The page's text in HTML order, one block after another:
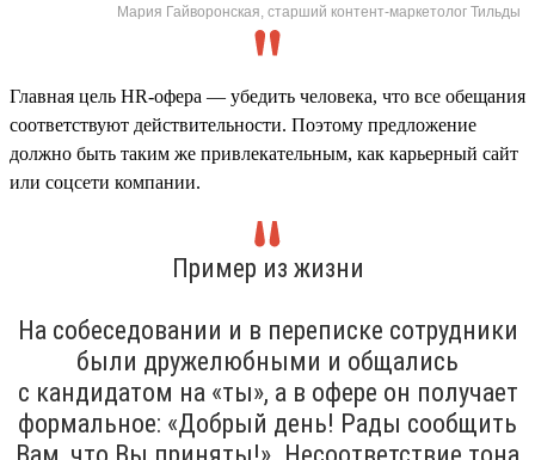
Мария Гайворонская, старший контент-маркетолог Тильды
Главная цель HR-офера — убедить человека, что все обещания
соответствуют действительности. Поэтому предложение
должно быть таким же привлекательным, как карьерный сайт
или соцсети компании.
Пример из жизни
На собеседовании и в переписке сотрудники
были дружелюбными и общались
с кандидатом на «ты», а в офере он получает
формальное: «Добрый день! Рады сообщить